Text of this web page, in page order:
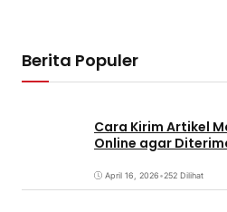
Berita Populer
Cara Kirim Artikel
Online agar
April 16, 2026•252 Dilihat